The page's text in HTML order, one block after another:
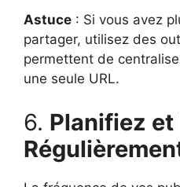
Astuce : Si vous avez
partager, utilisez des
permettent de
une seule URL.
6. Planifiez et